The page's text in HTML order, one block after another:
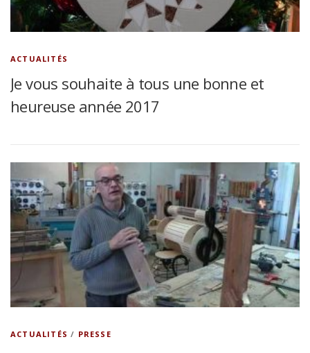
ACTUALITÉS
Je vous souhaite à tous une bonne et
heureuse année 2017
ACTUALITÉS / PRESSE